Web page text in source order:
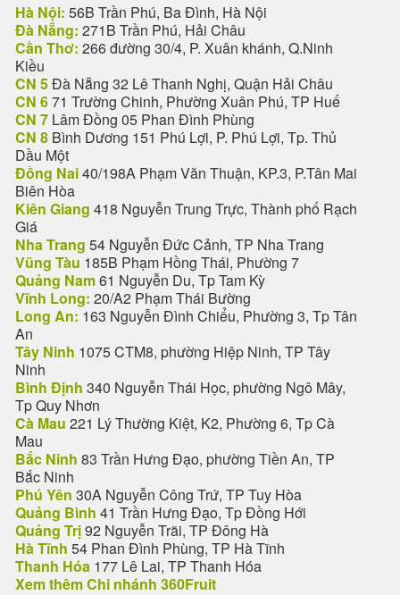
Hà Nội: 56B Trần Phú, Ba Đình, Hà Nội
Đà Nẵng: 271B Trần Phú, Hải Châu
Cần Thơ: 266 đường 30/4, P. Xuân khánh, Q.Ninh
Kiều
CN 5Đà Nẵng 32 Lê Thanh Nghị, Quận Hải Châu
CN 671 Trường Chinh, Phường Xuân Phú, TP Huế
CN 7 Lâm Đồng 05 Phan Đình Phùng
CN 8 Bình Dương 151 Phú Lợi, P. Phú Lợi, Tp. Thủ
Dầu Một
Đồng Nai40/198A Phạm Văn Thuận, KP.3, P.Tân Mai
Biên Hòa
Kiên Giang 418 Nguyễn Trung Trực, Thành phố Rạch
Giá
Nha Trang 54 Nguyễn Đức Cảnh, TP Nha Trang
Vũng Tàu 185B Phạm Hồng Thái, Phường 7
Quảng Nam61 Nguyễn Du, Tp Tam Kỳ
Vĩnh Long: 20/A2 Phạm Thái Bường
Long An: 163 Nguyễn Đình Chiểu, Phường 3, Tp Tân
An
Tây Ninh 1075 CTM8, phường Hiệp Ninh, TP Tây
Ninh
Bình Định 340 Nguyễn Thái Học, phường Ngô Mây,
Tp Quy Nhơn
Cà Mau 221 Lý Thường Kiệt, K2, Phường 6, Tp Cà
Mau
Bắc Ninh 83 Trần Hưng Đạo, phường Tiền An, TP
Bắc Ninh
Phú Yên 30A Nguyễn Công Trứ, TP Tuy Hòa
Quảng Bình 41 Trần Hưng Đạo, Tp Đồng Hới
Quảng Trị92 Nguyễn Trãi, TP Đông Hà
Hà Tĩnh 54 Phan Đình Phùng, TP Hà Tĩnh
Thanh Hóa 177 Lê Lai, TP Thanh Hóa
Xem thêm Chi nhánh 360Fruit